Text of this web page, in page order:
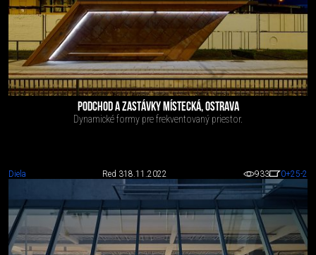
PODCHOD A ZASTÁVKY MÍSTECKÁ, OSTRAVA
Dynamické formy pre frekventovaný priestor.
Diela Red 318.11.2022 933 0+25-2